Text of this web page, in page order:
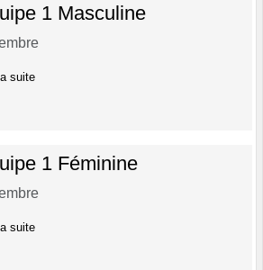
1 Masculine
suite
1 Féminine
suite